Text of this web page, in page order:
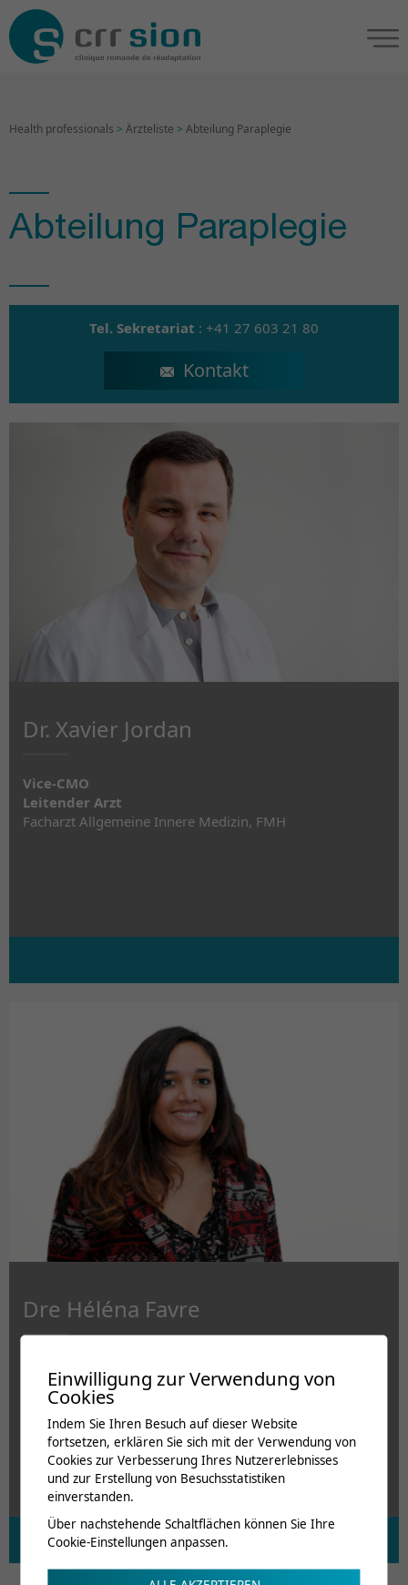
Health professionals > Ärzteliste > Abteilung Paraplegie
Abteilung Paraplegie
Tel. Sekretariat : +41 27 603 21 80
secretariat.npp@crr-suva.ch
Dr. Xavier Jordan
Vice-CMO
Leitender Arzt
Facharzt Allgemeine Innere Medizin, FMH
Dre Héléna Favre
Fachärztin Physikalische Medizin und Rehabiliation
Einwilligung zur Verwendung von
Cookies
Indem Sie Ihren Besuch auf dieser Website
fortsetzen, erklären Sie sich mit der Verwendung von
Cookies zur Verbesserung Ihres Nutzererlebnisses
und zur Erstellung von Besuchsstatistiken
einverstanden.
Über nachstehende Schaltflächen können Sie Ihre
Cookie-Einstellungen anpassen.